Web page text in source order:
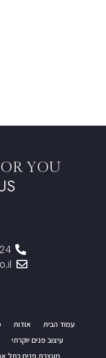
YOU
עמוד הבית אודות
עיצוב פנים יוקרתי
מעצבת פנים בתל